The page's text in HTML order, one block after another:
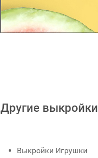
Другие выкройки
Выкройки Игрушки